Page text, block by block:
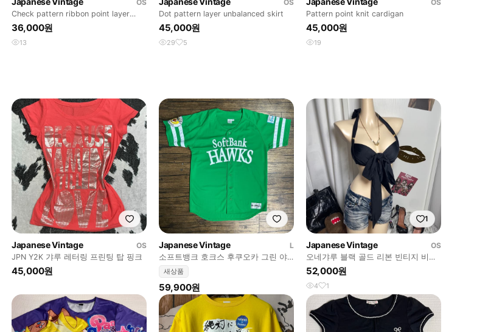
OS
Check pattern ribbon point layer
sleevel
36,000원
13
OS
Dot pattern layer unbalanced skirt
45,000원
29 5
OS
Pattern point knit cardigan
45,000원
19
Japanese Vintage
OS
JPN Y2K 갸루 레터링 프린팅 탑 핑크
45,000원
Japanese Vintage
L
소프트뱅크 호크스 후쿠오카 그린 야
구 져지 L 새상품
새상품
59,900원
1
Japanese Vintage
OS
오네갸루 블랙 골드 리본 빈티지 비키
니 탑
52,000원
4 1